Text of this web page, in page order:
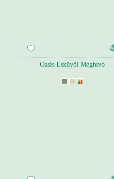
Oasis Esküvői Meghívó